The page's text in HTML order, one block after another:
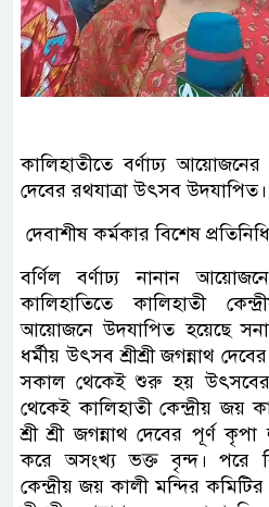
কালিহাতীতে বর্ণাঢ্য আয়োজনের
দেবের রথযাত্রা উৎসব উদযাপিত।
দেবাশীষ কর্মকার বিশেষ
বর্ণিল বর্ণাঢ্য নানান
কালিহাতিতে কালিহাতী
আয়োজনে উদযাপিত হয়েছে
ধর্মীয় উৎসব শ্রীশ্রী জগন্নাথ
সকাল থেকেই শুরু হয়
থেকেই কালিহাতী কেন্দ্রীয় জয়
শ্রী শ্রী জগন্নাথ দেবের পূর্ণ
করে অসংখ্য ভক্ত বৃন্দ। পরে
কেন্দ্রীয় জয় কালী মন্দির